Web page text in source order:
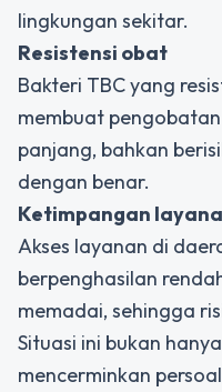
lingkungan sekitar.
Resistensi obat
Bakteri TBC yang
membuat
panjang, bahkan
dengan benar.
Ketimpangan
Akses layanan di
berpenghasilan
memadai, sehingga
Situasi ini bukan
mencerminkan